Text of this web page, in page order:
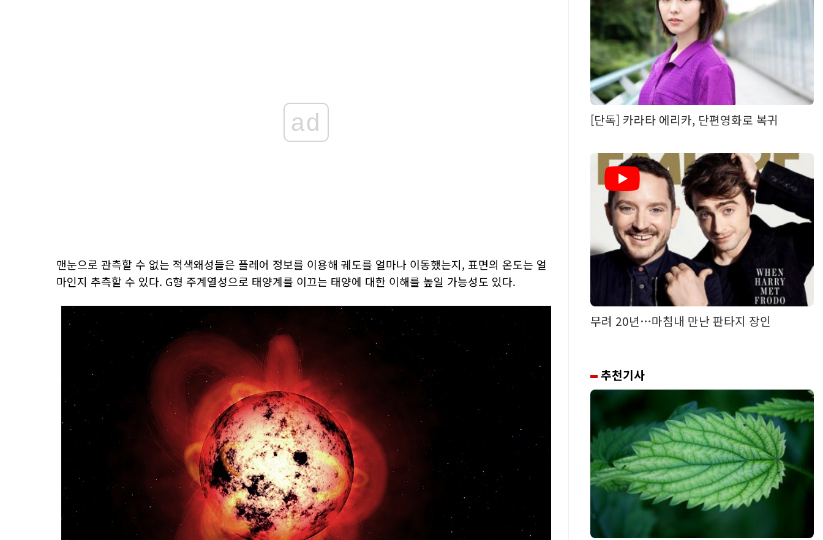
ad
맨눈으로 관측할 수 없는 적색왜성들은 플레어 정보를 이용해 궤도를 얼마나 이동했는지, 표면의 온도는 얼
마인지 추측할 수 있다. G형 주계열성으로 태양계를 이끄는 태양에 대한 이해를 높일 가능성도 있다.
[단독] 카라타 에리카, 단편영화로 복귀
무려 20년…마침내 만난 판타지 장인
추천기사